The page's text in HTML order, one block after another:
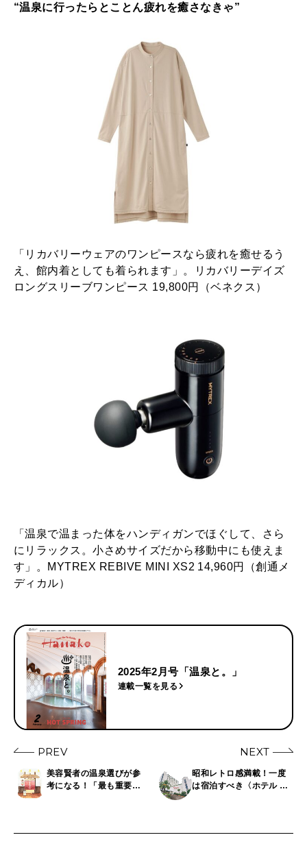
“温泉に行ったらとことん疲れを癒さなきゃ”
「リカバリーウェアのワンピースなら疲れを癒せるう
え、館内着としても着られます」。リカバリーデイズ
ロングスリーブワンピース 19,800円（ベネクス）
「温泉で温まった体をハンディガンでほぐして、さら
にリラックス。小さめサイズだから移動中にも使えま
す」。MYTREX REBIVE MINI XS2 14,960円（創通メ
ディカル）
2025年2月号「温泉と。」
連載一覧を見る
PREV
美容賢者の温泉選びが参
考になる！「最も重要視
NEXT
昭和レトロ感満載！一度
は宿泊すべき〈ホテル サ